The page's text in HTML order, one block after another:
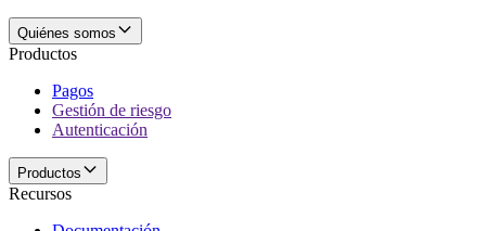
Quiénes somos
Productos
Pagos
Gestión de riesgo
Autenticación
Productos
Recursos